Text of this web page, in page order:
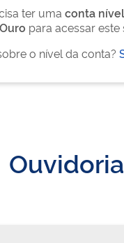
ter uma conta
para acessar este
o nível da conta?
Ouvidoria